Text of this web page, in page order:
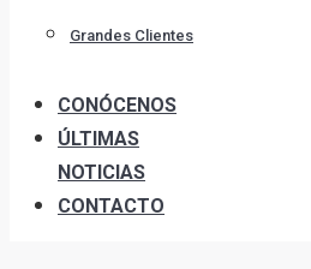
Grandes Clientes
CONÓCENOS
ÚLTIMAS
NOTICIAS
CONTACTO